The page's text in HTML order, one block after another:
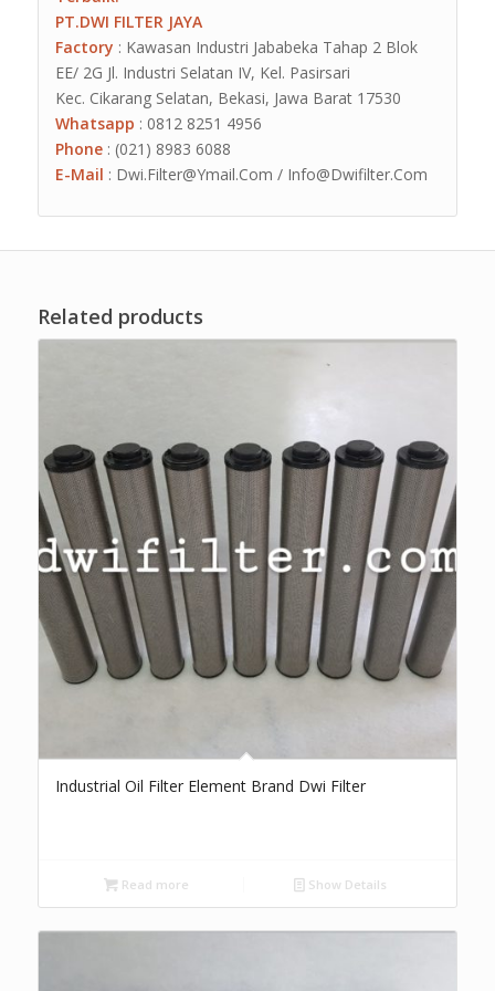
PT.DWI FILTER JAYA
Factory : Kawasan Industri Jababeka Tahap 2 Blok
EE/ 2G Jl. Industri Selatan IV, Kel. Pasirsari
Kec. Cikarang Selatan, Bekasi, Jawa Barat 17530
Whatsapp : 0812 8251 4956
Phone: (021) 8983 6088
E-Mail : Dwi.Filter@Ymail.Com / Info@Dwifilter.Com
Related products
Industrial Oil Filter Element Brand Dwi Filter
Read more Show Details